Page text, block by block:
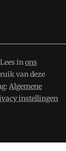
inons
van deze
Algemene
instellingen